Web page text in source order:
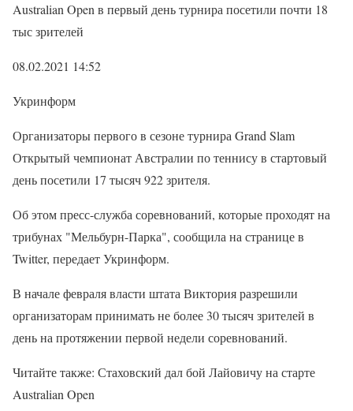
Australian Open в первый день турнира посетили почти 18
тыс зрителей
08.02.2021 14:52
Укринформ
Организаторы первого в сезоне турнира Grand Slam
Открытый чемпионат Австралии по теннису в стартовый
день посетили 17 тысяч 922 зрителя.
Об этом пресс-служба соревнований, которые проходят на
трибунах "Мельбурн-Парка", сообщила на странице в
Twitter, передает Укринформ.
В начале февраля власти штата Виктория разрешили
организаторам принимать не более 30 тысяч зрителей в
день на протяжении первой недели соревнований.
Читайте также: Стаховский дал бой Лайовичу на старте
Australian Open